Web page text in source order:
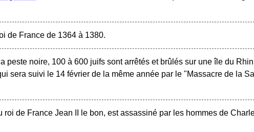
de France de 1364 à 1380.
peste noire, 100 à 600 juifs sont arrêtés et brûlés sur une île du Rhin
sera suivi le 14 février de la même année par le "Massacre de la
roi de France Jean II le bon, est assassiné par les hommes de